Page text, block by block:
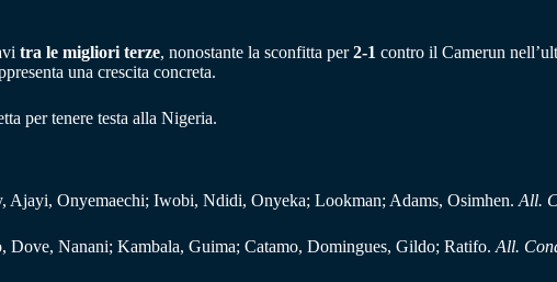
tra le migliori terze, nonostante la sconfitta per2-1 contro il Camerun
una crescita concreta.
per tenere testa alla Nigeria.
Ajayi, Onyemaechi; Iwobi, Ndidi, Onyeka; Lookman; Adams, Osimhen. All.
Dove, Nanani; Kambala, Guima; Catamo, Domingues, Gildo; Ratifo. All.